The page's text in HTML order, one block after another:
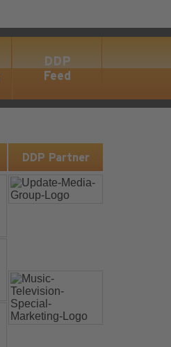
DDP
Feed
DDP Partner